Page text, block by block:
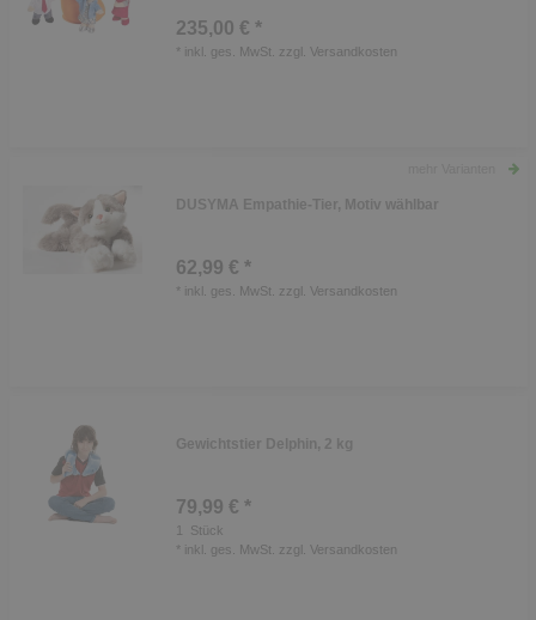
235,00 € *
* inkl. ges. MwSt. zzgl. Versandkosten
DUSYMA Empathie-Tier, Motiv wählbar
62,99 € *
* inkl. ges. MwSt. zzgl. Versandkosten
Gewichtstier Delphin, 2 kg
79,99 € *
1
Stück
* inkl. ges. MwSt. zzgl. Versandkosten